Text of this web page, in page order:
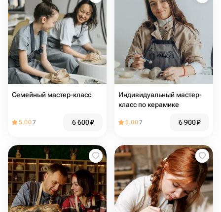
Семейный мастер-класс
5.007 6 600₽
Индивидуальный мастер-
класс по керамике
5.007 6 900₽